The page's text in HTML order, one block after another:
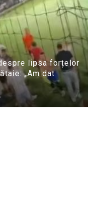
lipsa forțelor
„Am dat